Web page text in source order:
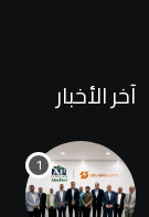
آخر الأخبار